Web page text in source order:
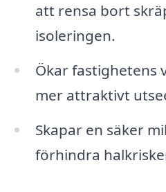
att rensa bort
isoleringen.
Ökar fastighetens
mer attraktivt
Skapar en säker
förhindra